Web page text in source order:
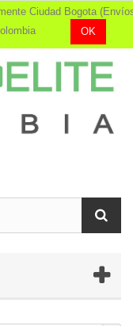
Ciudad Bogota
OK